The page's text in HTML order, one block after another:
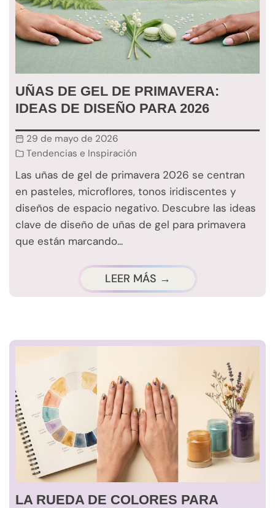
UÑAS DE GEL DE PRIMAVERA:
IDEAS DE DISEÑO PARA 2026
29 de mayo de 2026
Tendencias e Inspiración
Las uñas de gel de primavera 2026 se centran
en pasteles, microflores, tonos iridiscentes y
diseños de espacio negativo. Descubre las ideas
clave de diseño de uñas de gel para primavera
que están marcando...
LEER MÁS →
LA RUEDA DE COLORES PARA